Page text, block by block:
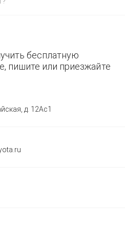
бесплатную
пишите или приезжайте
д. 12Ас1